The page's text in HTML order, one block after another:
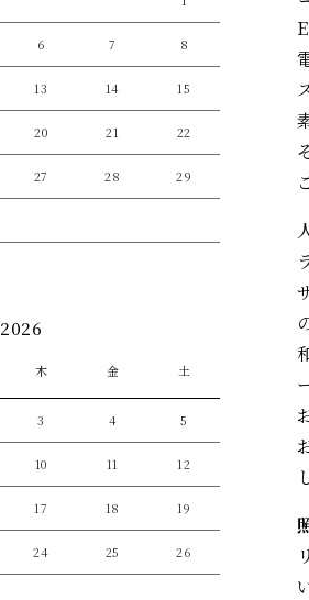
6 7 8
13 14 15
20 21 22
27 28 29
木 金 土
3 4 5
10 11 12
17 18 19
24 25 26